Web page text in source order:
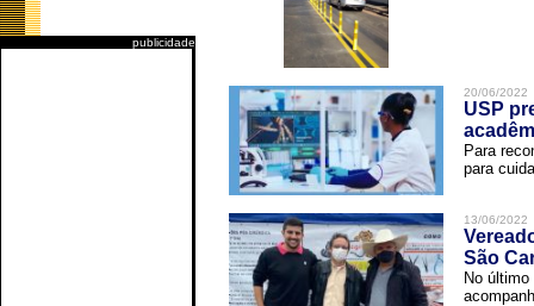
publicidade
20/06/2022
USP
Para
para
13/06/2022
São
No